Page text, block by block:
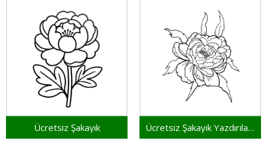
Ücretsiz Şakayık Ücretsiz Şakayık Yazdırılabilir